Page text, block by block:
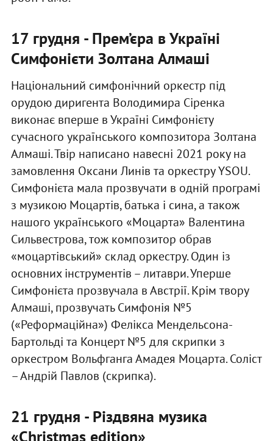
17 грудня - Прем’єра в Україні
Симфонієти Золтана Алмаші
Національний симфонічний оркестр під
орудою диригента Володимира Сіренка
виконає вперше в Україні Симфонієту
сучасного українського композитора Золтана
Алмаші. Твір написано навесні 2021 року на
замовлення Оксани Линів та оркестру YSOU.
Симфонієта мала прозвучати в одній програмі
з музикою Моцартів, батька і сина, а також
нашого українського «Моцарта» Валентина
Сильвестрова, тож композитор обрав
«моцартівський» склад оркестру. Один із
основних інструментів – литаври. Уперше
Симфонієта прозвучала в Австрії. Крім твору
Алмаші, прозвучать Симфонія №5
(«Реформаційна») Фелікса Мендельсона-
Бартольді та Концерт №5 для скрипки з
оркестром Вольфганга Амадея Моцарта. Соліст
– Андрій Павлов (скрипка).
21 грудня - Різдвяна музика
«Christmas edition»